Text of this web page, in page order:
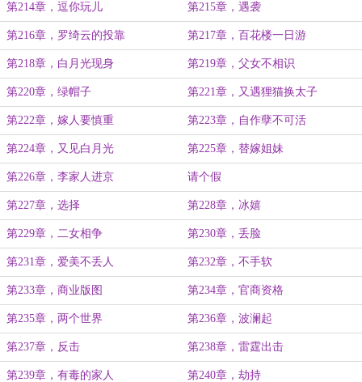
第214章，逗你玩儿 第215章，遇袭
第216章，罗绮云的投靠 第217章，百花楼一日游
第218章，白月光现身 第219章，父女不相识
第220章，绿帽子 第221章，又遇狸猫换太子
第222章，嫁人要慎重 第223章，自作孽不可活
第224章，又见白月光 第225章，替嫁姐妹
第226章，李家人进京 请个假
第227章，选择 第228章，冰嬉
第229章，二女相争 第230章，丢脸
第231章，爱美不丢人 第232章，不手软
第233章，商业版图 第234章，官商资格
第235章，两个世界 第236章，波澜起
第237章，反击 第238章，雷霆出击
第239章，有毒的家人 第240章，劫持